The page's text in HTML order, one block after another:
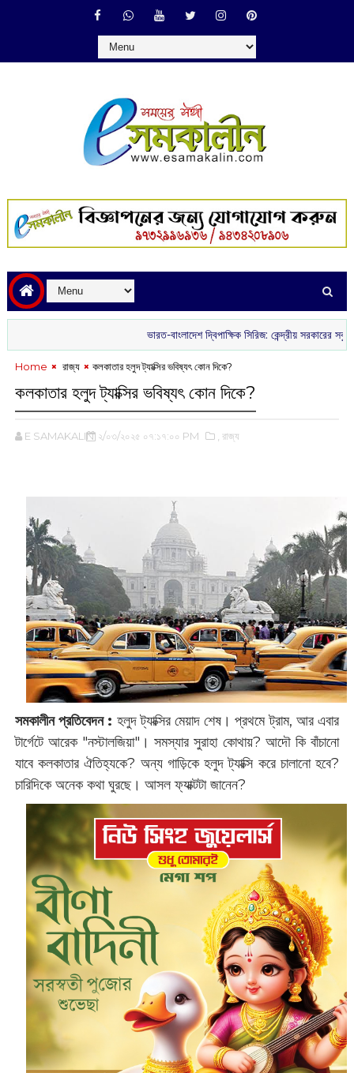
ভারত-বাংলাদেশ দ্বিপাক্ষিক সিরিজ: কেন্দ্রীয় সরকারের সবুজ সংকেতের
Home ‌ রাজ্য কলকাতার হলুদ ট্যাক্সির ভবিষ্যৎ কোন দিকে?‌
কলকাতার হলুদ ট্যাক্সির ভবিষ্যৎ কোন দিকে?‌
E SAMAKALIN ২/০৩/২০২৫ ০৭:১৭:০০ PM ,‌ রাজ্য
সমকালীন প্রতিবেদন : হলুদ ট্যাক্সির মেয়াদ শেষ। প্রথমে ট্রাম, আর এবার
টার্গেটে আরেক "নস্টালজিয়া"। সমস্যার সুরাহা কোথায়? আদৌ কি বাঁচানো
যাবে কলকাতার ঐতিহ্যকে? অন্য গাড়িকে হলুদ ট্যাক্সি করে চালানো হবে?
চারিদিকে অনেক কথা ঘুরছে। আসল ফ্যাক্টটা জানেন?